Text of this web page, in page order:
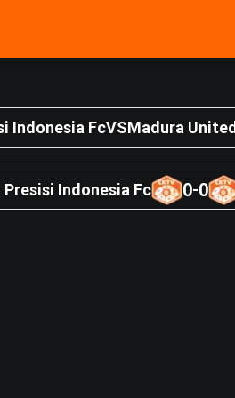
Indonesia FcVSMadura United
Presisi Indonesia Fc 0-0